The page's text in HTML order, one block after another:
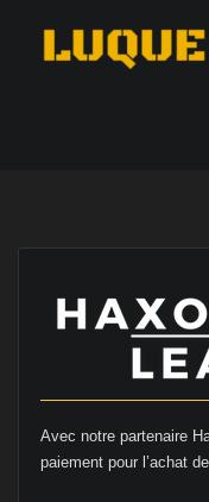
Avec notre partenaire
paiement pour l’achat